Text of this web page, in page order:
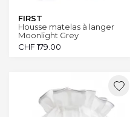
FIRST
Housse matelas à langer
Moonlight Grey
CHF179.00